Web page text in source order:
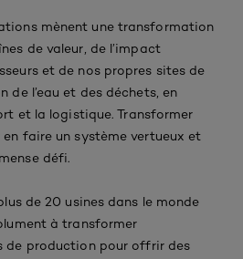
mènent une transformation
de valeur, de l’impact
et de nos propres sites de
de l’eau et des déchets, en
et la logistique. Transformer
faire un système vertueux et
défi.
de 20 usines dans le monde
à transformer
de production pour offrir des